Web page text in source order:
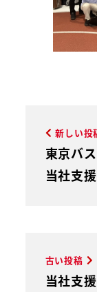
古い投稿
当社支
新しい投
東京バ
当社支